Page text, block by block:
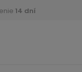
14 dní